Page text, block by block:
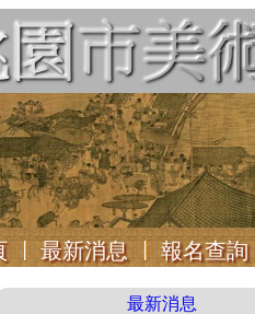
最新消息 報名查
最新消息